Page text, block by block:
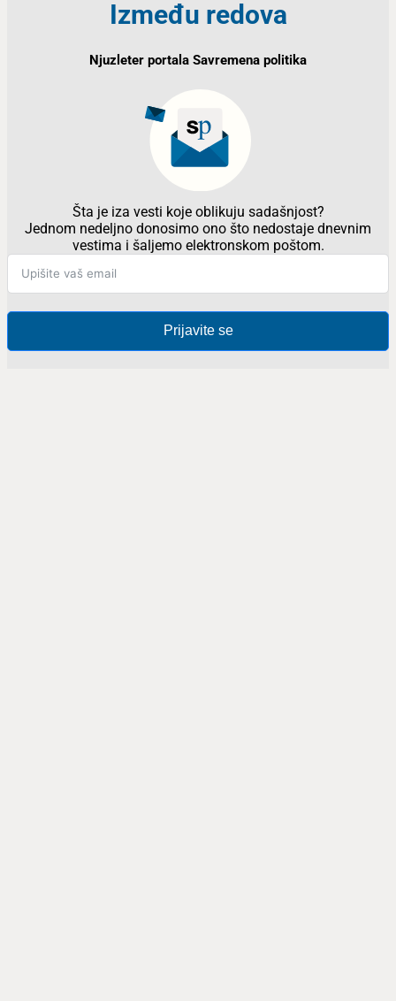
Između redova
Njuzleter portala Savremena politika
Šta je iza vesti koje oblikuju sadašnjost?
Jednom nedeljno donosimo ono što nedostaje dnevnim
vestima i šaljemo elektronskom poštom.
Prijavite se